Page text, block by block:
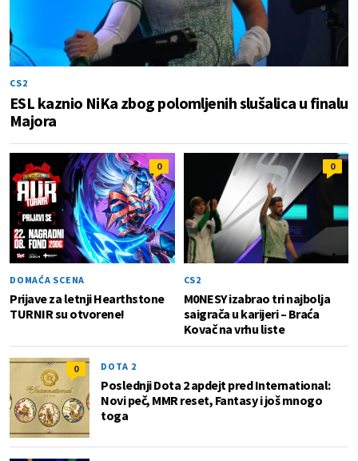
CS2
ESL kaznio NiKa zbog polomljenih slušalica u finalu
Majora
0
DOMAĆA SCENA
Prijave za letnji Hearthstone
TURNIR su otvorene!
0
CS2
M0NESY izabrao tri najbolja
saigrača u karijeri – Braća
Kovač na vrhu liste
0 DOTA 2
Poslednji Dota 2 apdejt pred International:
Novi peč, MMR reset, Fantasy i još mnogo
toga